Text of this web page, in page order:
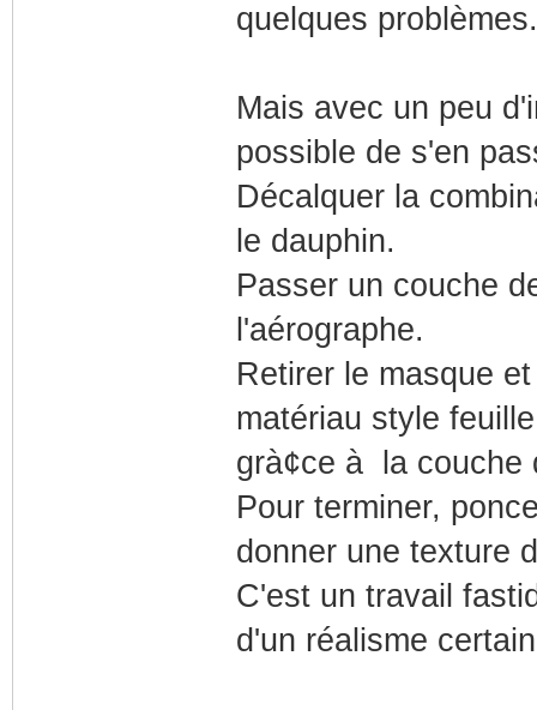
quelques problèmes.
Mais avec un peu
possible de s'en
Décalquer la
le dauphin.
Passer un couche
l'aérographe.
Retirer le masque
matériau style
grà¢ce à la couche
Pour terminer,
donner une texture
C'est un travail
d'un réalisme